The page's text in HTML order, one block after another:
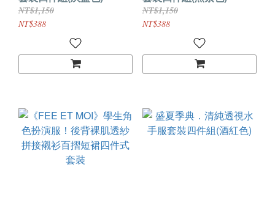
NT$1,150
NT$388
NT$1,150
NT$388